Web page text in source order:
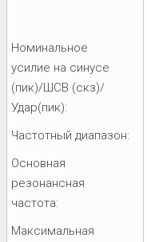
Номинальное
усилие на синусе
(пик)/ШСВ (скз)/
Удар(пик):
Частотный диапазон:
Основная
резонансная
частота:
Максимальная